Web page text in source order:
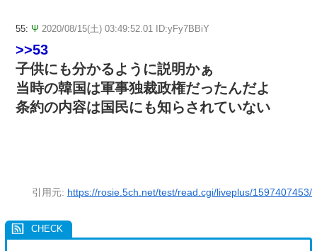
55: Ψ 2020/08/15(土) 03:49:52.01 ID:yFy7BBiY
>>53
子供にも分かるように説明かぁ
当時の韓国は軍事独裁政権だったんだよ
条約の内容は国民にも知らされていない
引用元: https://rosie.5ch.net/test/read.cgi/liveplus/1597407453/